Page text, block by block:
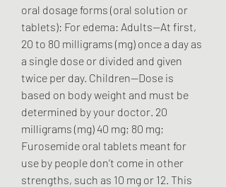
oral dosage forms (oral solution or
tablets): For edema: Adults—At first,
20 to 80 milligrams (mg) once a day as
a single dose or divided and given
twice per day. Children—Dose is
based on body weight and must be
determined by your doctor. 20
milligrams (mg) 40 mg; 80 mg;
Furosemide oral tablets meant for
use by people don’t come in other
strengths, such as 10 mg or 12. This